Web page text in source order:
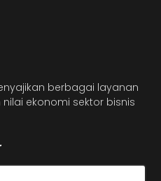
berbagai layanan
ekonomi sektor bisnis